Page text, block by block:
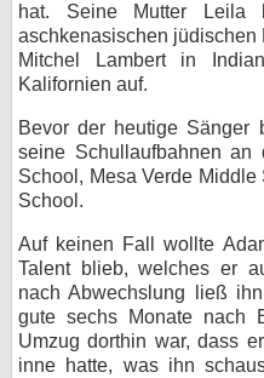
hat. Seine Mutter Leila
aschkenasischen jüdischen
Mitchel Lambert in
Kalifornien auf.
Bevor der heutige Sänger
seine Schullaufbahnen an
School, Mesa Verde
School.
Auf keinen Fall wollte
Talent blieb, welches er
nach Abwechslung ließ
gute sechs Monate nach
Umzug dorthin war, dass
inne hatte, was ihn